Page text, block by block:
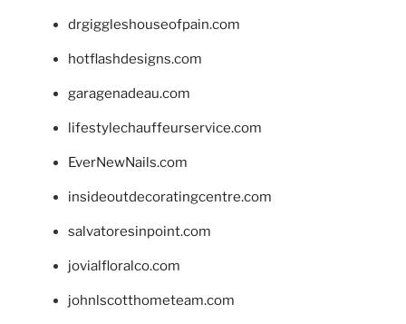
drgiggleshouseofpain.com
hotflashdesigns.com
garagenadeau.com
lifestylechauffeurservice.com
EverNewNails.com
insideoutdecoratingcentre.com
salvatoresinpoint.com
jovialfloralco.com
johnlscotthometeam.com